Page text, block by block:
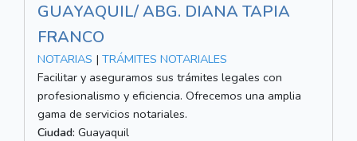
GUAYAQUIL/ ABG. DIANA TAPIA
FRANCO
NOTARIAS | TRÁMITES NOTARIALES
Facilitar y aseguramos sus trámites legales con
profesionalismo y eficiencia. Ofrecemos una amplia
gama de servicios notariales.
Ciudad: Guayaquil